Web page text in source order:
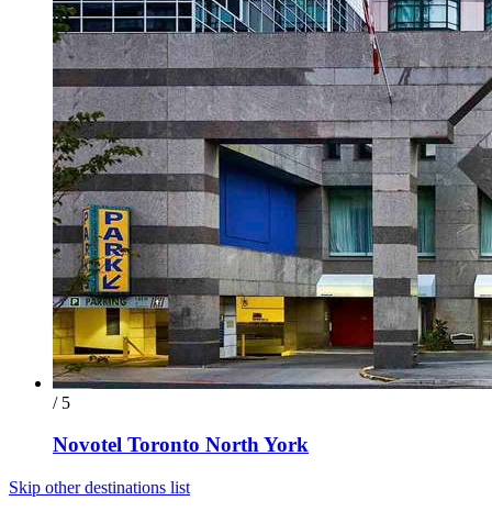
/ 5
Novotel Toronto North York
Skip other destinations list